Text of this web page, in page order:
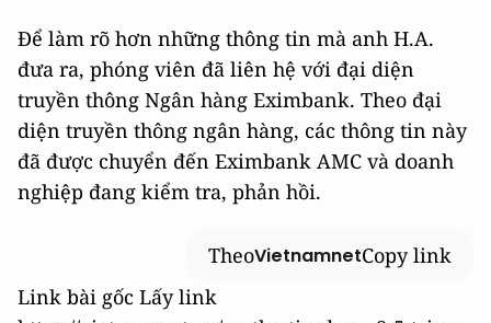
Để làm rõ hơn những thông tin mà anh H.A.
đưa ra, phóng viên đã liên hệ với đại diện
truyền thông Ngân hàng Eximbank. Theo đại
diện truyền thông ngân hàng, các thông tin này
đã được chuyển đến Eximbank AMC và doanh
nghiệp đang kiểm tra, phản hồi.
TheoVietnamnetCopy link
Link bài gốc Lấy link